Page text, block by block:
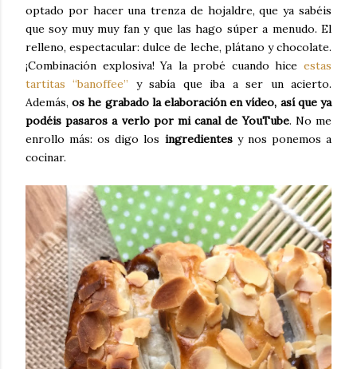
optado por hacer una trenza de hojaldre, que ya sabéis
que soy muy muy fan y que las hago súper a menudo. El
relleno, espectacular: dulce de leche, plátano y chocolate.
¡Combinación explosiva! Ya la probé cuando hice estas
tartitas “banoffee” y sabía que iba a ser un acierto.
Además,os he grabado la elaboración en vídeo, así que ya
podéis pasaros a verlo por mi canal de YouTube. No me
enrollo más: os digo los ingredientesy nos ponemos a
cocinar.